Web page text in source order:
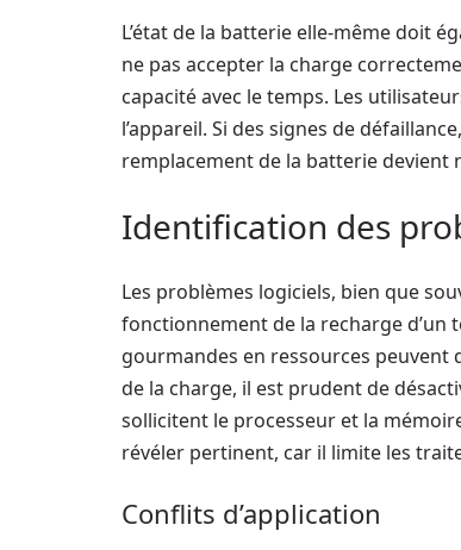
L’état de la batterie elle-même doit
ne pas accepter la charge
capacité avec le temps. Les
l’appareil. Si des signes de
remplacement de la batterie devient
Identification des
Les problèmes logiciels, bien que
fonctionnement de la recharge d’un
gourmandes en ressources peuvent
de la charge, il est prudent de
sollicitent le processeur et la
révéler pertinent, car il limite les
Conflits d’application